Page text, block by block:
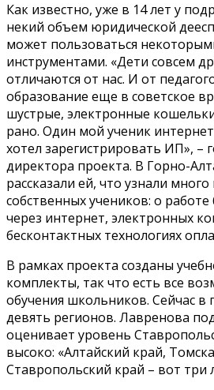
Как известно, уже в 14 лет у
некий объем юридической
может пользоваться
инструментами. «Дети совсем
отличаются от нас. И от
образование еще в советское
шустрые, электронные
рано. Один мой ученик
хотел зарегистрировать ИП», –
директора проекта. В Горно-
рассказали ей, что узнали
собственных учеников: о
через интернет, электронных
бесконтактных технологиях
В рамках проекта созданы
комплекты, так что есть все
обучения школьников. Сейчас в
девять регионов. Лавренова
оценивает уровень
высоко: «Алтайский край,
Ставропольский край – вот три